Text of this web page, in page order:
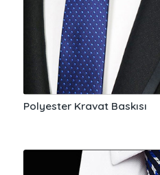
Polyester Kravat Baskısı